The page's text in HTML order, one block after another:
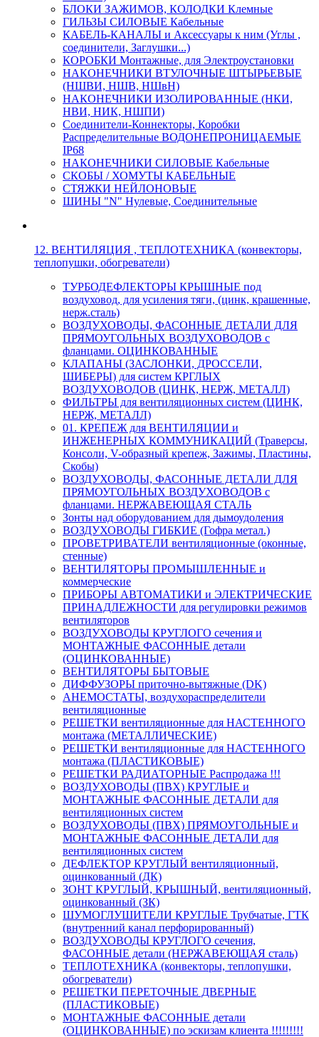
БЛОКИ ЗАЖИМОВ, КОЛОДКИ Клемные
ГИЛЬЗЫ СИЛОВЫЕ Кабельные
КАБЕЛЬ-КАНАЛЫ и Аксессуары к ним (Углы ,
соединители, Заглушки...)
КОРОБКИ Монтажные, для Электроустановки
НАКОНЕЧНИКИ ВТУЛОЧНЫЕ ШТЫРЬЕВЫЕ
(НШВИ, НШВ, НШвН)
НАКОНЕЧНИКИ ИЗОЛИРОВАННЫЕ (НКИ,
НВИ, НИК, НШПИ)
Соединители-Коннекторы, Коробки
Распределительные ВОДОНЕПРОНИЦАЕМЫЕ
IP68
НАКОНЕЧНИКИ СИЛОВЫЕ Кабельные
СКОБЫ / ХОМУТЫ КАБЕЛЬНЫЕ
СТЯЖКИ НЕЙЛОНОВЫЕ
ШИНЫ "N" Нулевые, Соединительные
12. ВЕНТИЛЯЦИЯ , ТЕПЛОТЕХНИКА (конвекторы,
теплопушки, обогреватели)
ТУРБОДЕФЛЕКТОРЫ КРЫШНЫЕ под
воздуховод, для усиления тяги, (цинк, крашенные,
нерж.сталь)
ВОЗДУХОВОДЫ, ФАСОННЫЕ ДЕТАЛИ ДЛЯ
ПРЯМОУГОЛЬНЫХ ВОЗДУХОВОДОВ с
фланцами. ОЦИНКОВАННЫЕ
КЛАПАНЫ (ЗАСЛОНКИ, ДРОССЕЛИ,
ШИБЕРЫ) для систем КРГЛЫХ
ВОЗДУХОВОДОВ (ЦИНК, НЕРЖ, МЕТАЛЛ)
ФИЛЬТРЫ для вентиляционных систем (ЦИНК,
НЕРЖ, МЕТАЛЛ)
01. КРЕПЕЖ для ВЕНТИЛЯЦИИ и
ИНЖЕНЕРНЫХ КОММУНИКАЦИЙ (Траверсы,
Консоли, V-образный крепеж, Зажимы, Пластины,
Скобы)
ВОЗДУХОВОДЫ, ФАСОННЫЕ ДЕТАЛИ ДЛЯ
ПРЯМОУГОЛЬНЫХ ВОЗДУХОВОДОВ с
фланцами. НЕРЖАВЕЮЩАЯ СТАЛЬ
Зонты над оборудованием для дымоудоления
ВОЗДУХОВОДЫ ГИБКИЕ (Гофра метал.)
ПРОВЕТРИВАТЕЛИ вентиляционные (оконные,
стенные)
ВЕНТИЛЯТОРЫ ПРОМЫШЛЕННЫЕ и
коммерческие
ПРИБОРЫ АВТОМАТИКИ и ЭЛЕКТРИЧЕСКИЕ
ПРИНАДЛЕЖНОСТИ для регулировки режимов
вентиляторов
ВОЗДУХОВОДЫ КРУГЛОГО сечения и
МОНТАЖНЫЕ ФАСОННЫЕ детали
(ОЦИНКОВАННЫЕ)
ВЕНТИЛЯТОРЫ БЫТОВЫЕ
ДИФФУЗОРЫ приточно-вытяжные (DK)
АНЕМОСТАТЫ, воздухораспределители
вентиляционные
РЕШЕТКИ вентиляционные для НАСТЕННОГО
монтажа (МЕТАЛЛИЧЕСКИЕ)
РЕШЕТКИ вентиляционные для НАСТЕННОГО
монтажа (ПЛАСТИКОВЫЕ)
РЕШЕТКИ РАДИАТОРНЫЕ Распродажа !!!
ВОЗДУХОВОДЫ (ПВХ) КРУГЛЫЕ и
МОНТАЖНЫЕ ФАСОННЫЕ ДЕТАЛИ для
вентиляционных систем
ВОЗДУХОВОДЫ (ПВХ) ПРЯМОУГОЛЬНЫЕ и
МОНТАЖНЫЕ ФАСОННЫЕ ДЕТАЛИ для
вентиляционных систем
ДЕФЛЕКТОР КРУГЛЫЙ вентиляционный,
оцинкованный (ДК)
ЗОНТ КРУГЛЫЙ, КРЫШНЫЙ, вентиляционный,
оцинкованный (ЗК)
ШУМОГЛУШИТЕЛИ КРУГЛЫЕ Трубчатые, ГТК
(внутренний канал перфорированный)
ВОЗДУХОВОДЫ КРУГЛОГО сечения,
ФАСОННЫЕ детали (НЕРЖАВЕЮЩАЯ сталь)
ТЕПЛОТЕХНИКА (конвекторы, теплопушки,
обогреватели)
РЕШЕТКИ ПЕРЕТОЧНЫЕ ДВЕРНЫЕ
(ПЛАСТИКОВЫЕ)
МОНТАЖНЫЕ ФАСОННЫЕ детали
(ОЦИНКОВАННЫЕ) по эскизам клиента !!!!!!!!!